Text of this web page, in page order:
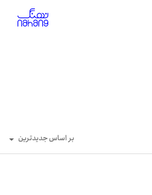
بر اساس جدیدترین